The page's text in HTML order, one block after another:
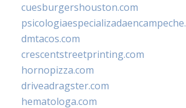
cuesburgershouston.com
dmtacos.com
crescentstreetprinting.com
hornopizza.com
driveadragster.com
hematologa.com